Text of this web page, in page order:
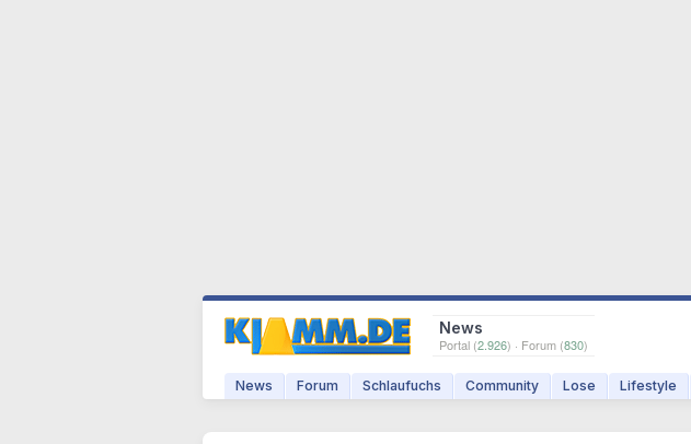
News
Portal (2.926) · Forum (830)
News Forum Schlaufuchs Community Lose Lifestyle